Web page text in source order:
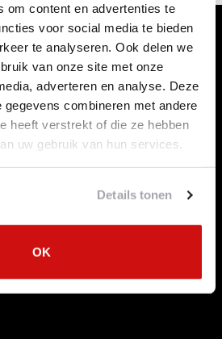
om content en advertenties te
voor social media te bieden
te analyseren. Ook delen we
van onze site met onze
adverteren en analyse. Deze
gegevens combineren met andere
heeft verstrekt of die ze hebben
uw gebruik van hun services.
Details tonen
OK